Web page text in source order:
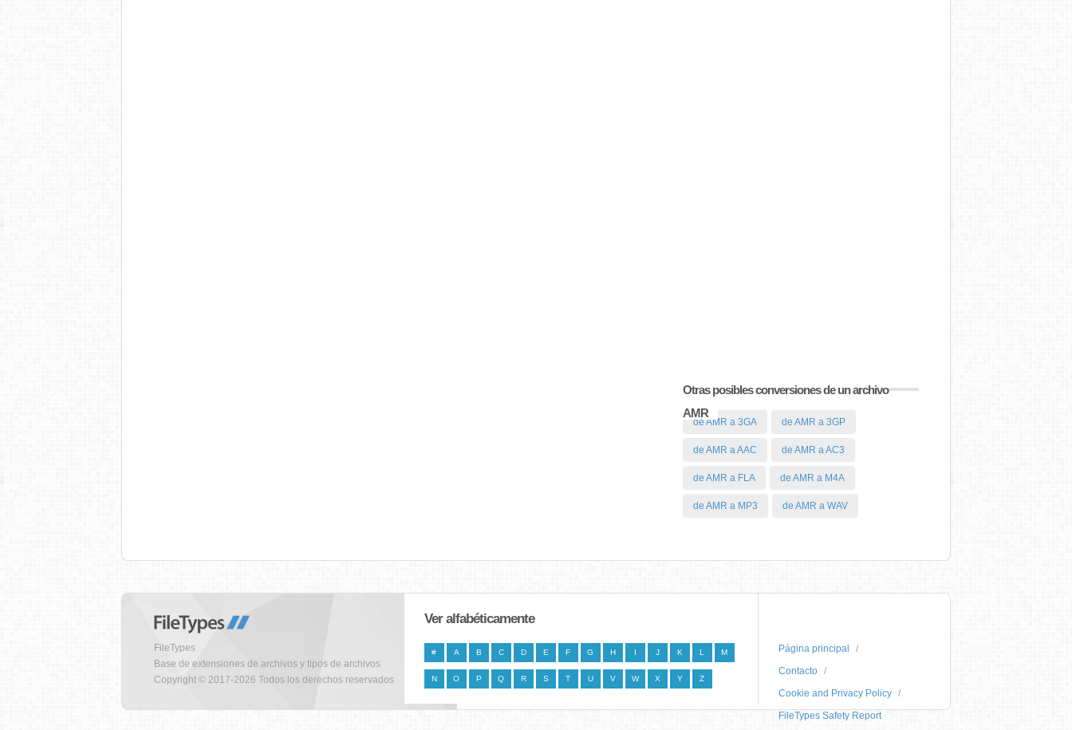
Otras posibles conversiones de un archivo
AMR
de AMR a 3GA de AMR a 3GP
de AMR a AAC de AMR a AC3
de AMR a FLA de AMR a M4A
de AMR a MP3 de AMR a WAV
FileTypes
Base de extensiones de archivos y tipos de archivos
Copyright © 2017-2026 Todos los derechos reservados
Ver alfabéticamente
# A B C D E F G H I J K L M
N O P Q R S T U V W X Y Z
Página principal
Contacto
Cookie and Privacy Policy
FileTypes Safety Report